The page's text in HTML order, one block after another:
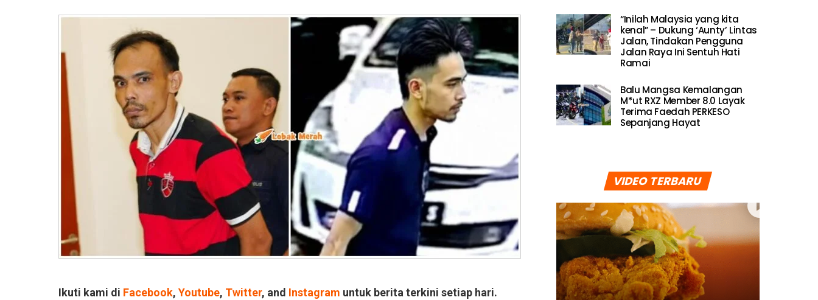
Ikuti kami di Facebook, Youtube, Twitter, and Instagram untuk berita terkini setiap hari.
“Inilah Malaysia yang kita
kenal” – Dukung ‘Aunty’ Lintas
Jalan, Tindakan Pengguna
Jalan Raya Ini Sentuh Hati
Ramai
Balu Mangsa Kemalangan
M*ut RXZ Member 8.0 Layak
Terima Faedah PERKESO
Sepanjang Hayat
VIDEO TERBARU